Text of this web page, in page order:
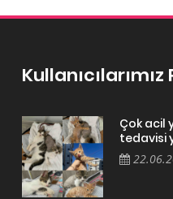
Çok acil
tedavisi